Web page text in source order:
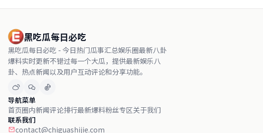
黑吃瓜每日必吃
黑吃瓜每日必吃 - 今日热门瓜事汇总娱乐圈最新八卦
爆料实时更新不错过每一个大瓜，提供最新娱乐八
卦、热点新闻以及用户互动评论和分享功能。
导航菜单
首页圈内新闻评论排行最新爆料粉丝专区关于我们
联系我们
contact@chiguashijie.com